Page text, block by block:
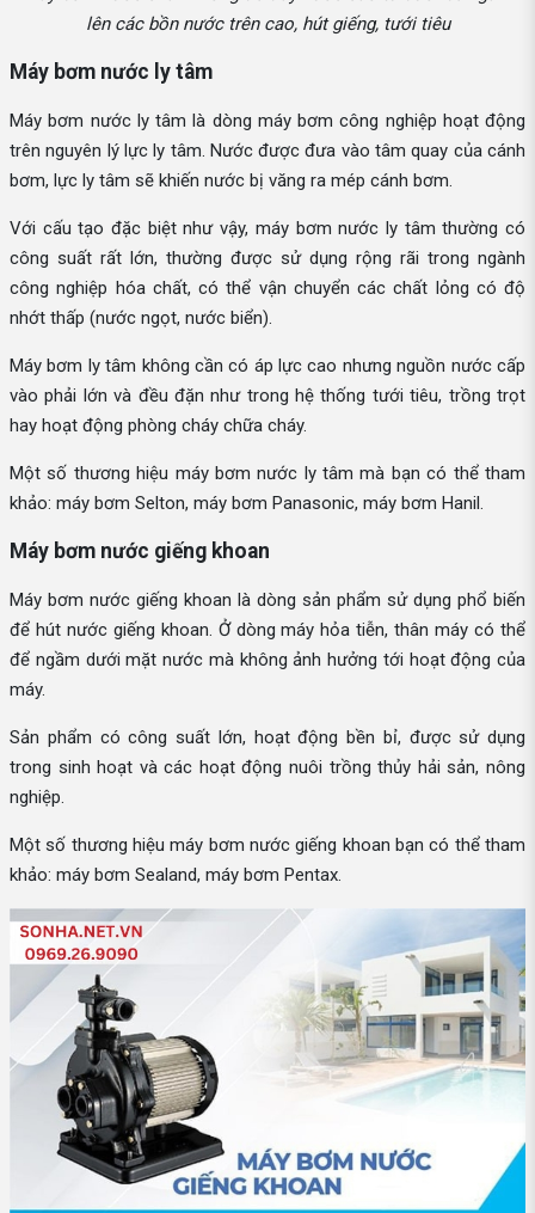
lên các bồn nước trên cao, hút giếng, tưới tiêu
Máy bơm nước ly tâm
Máy bơm nước ly tâm là dòng máy bơm công nghiệp hoạt động
trên nguyên lý lực ly tâm. Nước được đưa vào tâm quay của cánh
bơm, lực ly tâm sẽ khiến nước bị văng ra mép cánh bơm.
Với cấu tạo đặc biệt như vậy, máy bơm nước ly tâm thường có
công suất rất lớn, thường được sử dụng rộng rãi trong ngành
công nghiệp hóa chất, có thể vận chuyển các chất lỏng có độ
nhớt thấp (nước ngọt, nước biển).
Máy bơm ly tâm không cần có áp lực cao nhưng nguồn nước cấp
vào phải lớn và đều đặn như trong hệ thống tưới tiêu, trồng trọt
hay hoạt động phòng cháy chữa cháy.
Một số thương hiệu máy bơm nước ly tâm mà bạn có thể tham
khảo: máy bơm Selton, máy bơm Panasonic, máy bơm Hanil.
Máy bơm nước giếng khoan
Máy bơm nước giếng khoan là dòng sản phẩm sử dụng phổ biến
để hút nước giếng khoan. Ở dòng máy hỏa tiễn, thân máy có thể
để ngầm dưới mặt nước mà không ảnh hưởng tới hoạt động của
máy.
Sản phẩm có công suất lớn, hoạt động bền bỉ, được sử dụng
trong sinh hoạt và các hoạt động nuôi trồng thủy hải sản, nông
nghiệp.
Một số thương hiệu máy bơm nước giếng khoan bạn có thể tham
khảo: máy bơm Sealand, máy bơm Pentax.